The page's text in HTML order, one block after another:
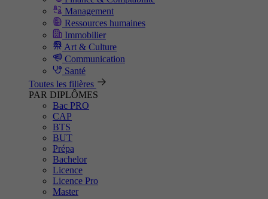
Management
Ressources humaines
Immobilier
Art & Culture
Communication
Santé
Toutes les filières
PAR DIPLÔMES
Bac PRO
CAP
BTS
BUT
Prépa
Bachelor
Licence
Licence Pro
Master